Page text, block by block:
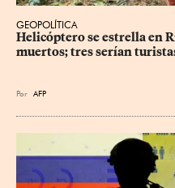
GEOPOLÍTICA
Helicóptero se estrella en
muertos; tres serían
Por AFP